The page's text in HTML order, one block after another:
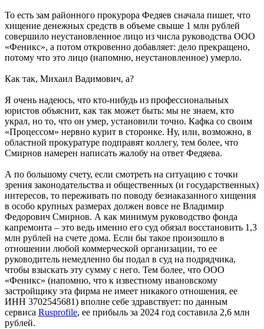
То есть зам районного прокурора Федяев сначала пишет, что
хищение денежных средств в объеме свыше 1 млн рублей
совершило неустановленное лицо из числа руководства ООО
«Феникс», а потом откровенно добавляет: дело прекращено,
потому что это лицо (напомню, неустановленное) умерло.
Как так, Михаил Вадимович, а?
Я очень надеюсь, что кто-нибудь из профессиональных
юристов объяснит, как так может быть: мы не знаем, кто
украл, но то, что он умер, установили точно. Кафка со своим
«Процессом» нервно курит в сторонке. Ну, или, возможно, в
областной прокуратуре подправят коллегу, тем более, что
Смирнов намерен написать жалобу на ответ Федяева.
А по большому счету, если смотреть на ситуацию с точки
зрения законодательства и общественных (и государственных)
интересов, то переживать по поводу безнаказанного хищения
в особо крупных размерах должен вовсе не Владимир
Федорович Смирнов. А как минимум руководство фонда
капремонта – это ведь именно его суд обязал восстановить 1,3
млн рублей на счете дома. Если бы такое произошло в
отношении любой коммерческой организации, то ее
руководитель немедленно бы подал в суд на подрядчика,
чтобы взыскать эту сумму с него. Тем более, что ООО
«Феникс» (напомню, что к известному ивановскому
застройщику эта фирма не имеет никакого отношения, ее
ИНН 3702545681) вполне себе здравствует: по данным
сервиса Rusprofile, ее прибыль за 2024 год составила 2,6 млн
рублей.